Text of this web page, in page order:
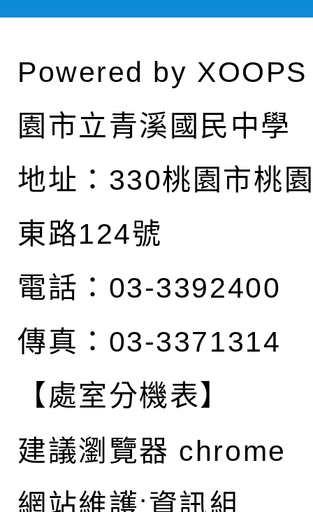
Powered by XOOPS
園市立青溪國民中學
地址： 330桃園市桃
東路124號
電話：03-3392400
傳真：03-3371314
【處室分機表】
建議瀏覽器 chrome
網站維護:資訊組